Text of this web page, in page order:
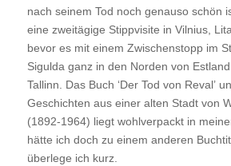
nach seinem Tod noch genauso schön
eine zweitägige Stippvisite in Vilnius,
bevor es mit einem Zwischenstopp im
Sigulda ganz in den Norden von
Tallinn. Das Buch ‘Der Tod von Reval’
Geschichten aus einer alten Stadt von
(1892-1964) liegt wohlverpackt in
hätte ich doch zu einem anderen
überlege ich kurz.